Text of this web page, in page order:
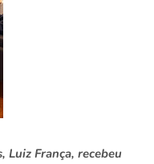
Luiz França, recebeu